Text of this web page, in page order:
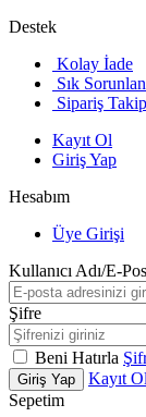
Destek
Kolay İade
Sık
Sipariş Takip
Kayıt Ol
Giriş Yap
Hesabım
Üye Girişi
Kullanıcı Adı/E-
Şifre
Beni Hatırla
Giriş Yap
Kayıt Ol
Sepetim